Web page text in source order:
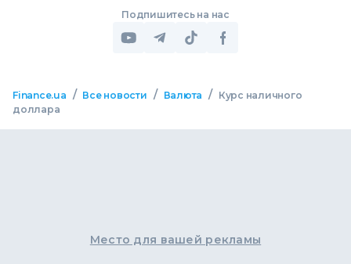
Подпишитесь на нас
Finance.ua / Все новости / Валюта /
Курс наличного
доллара
Место для вашей рекламы